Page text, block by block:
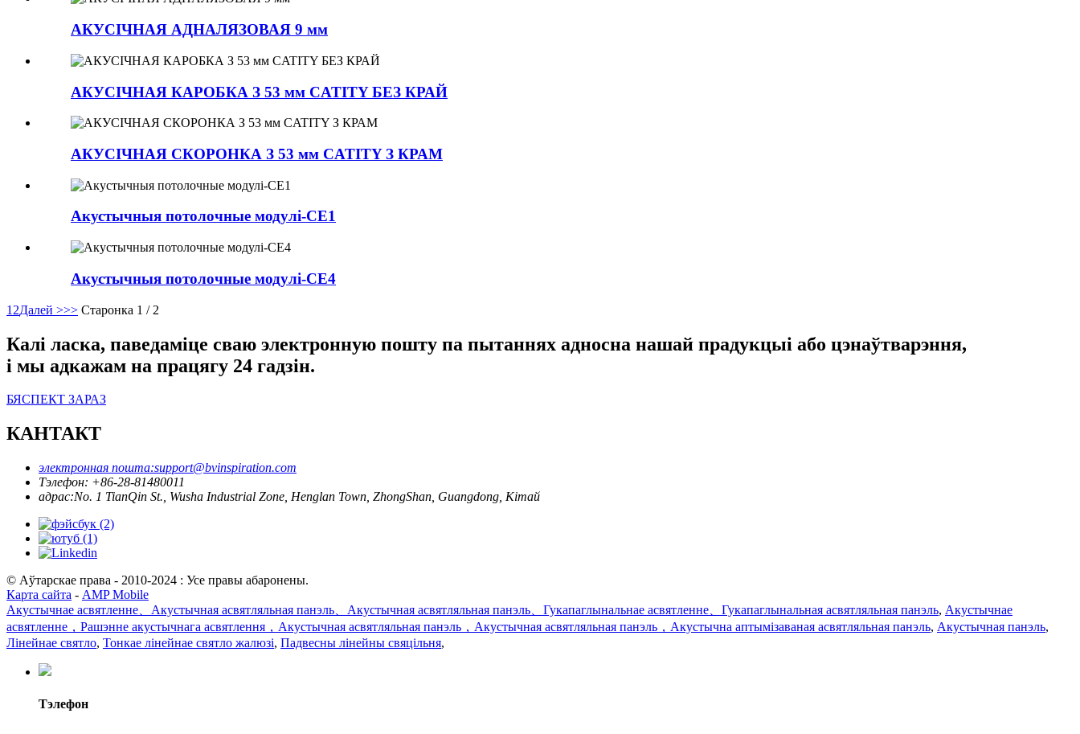
АКУСІЧНАЯ АДНАЛЯЗОВАЯ 9 мм
АКУСІЧНАЯ КАРОБКА З 53 мм CATITY БЕЗ КРАЙ
АКУСІЧНАЯ СКОРОНКА З 53 мм CATITY З КРАМ
Акустычныя потолочные модулі-CE1
Акустычныя потолочные модулі-CE4
1 2Далей >>> Старонка 1 / 2
Калі ласка, паведаміце сваю электронную пошту па пытаннях адносна нашай прадукцыі або цэнаўтварэння,
і мы адкажам на працягу 24 гадзін.
БЯСПЕКТ ЗАРАЗ
КАНТАКТ
электронная пошта:support@bvinspiration.com
Тэлефон: +86-28-81480011
адрас:No. 1 TianQin St., Wusha Industrial Zone, Henglan Town, ZhongShan, Guangdong, Кітай
© Аўтарскае права - 2010-2024 : Усе правы абаронены.
Карта сайта - AMP Mobile
Акустычнае асвятленне、Акустычная асвятляльная панэль、Акустычная асвятляльная панэль、Гукапаглынальнае асвятленне、Гукапаглынальная асвятляльная панэль, Акустычнае
асвятленне，Рашэнне акустычнага асвятлення，Акустычная асвятляльная панэль，Акустычная асвятляльная панэль，Акустычна аптымізаваная асвятляльная панэль, Акустычная панэль,
Лінейнае святло, Тонкае лінейнае святло жалюзі, Падвесны лінейны свяцільня,
Тэлефон